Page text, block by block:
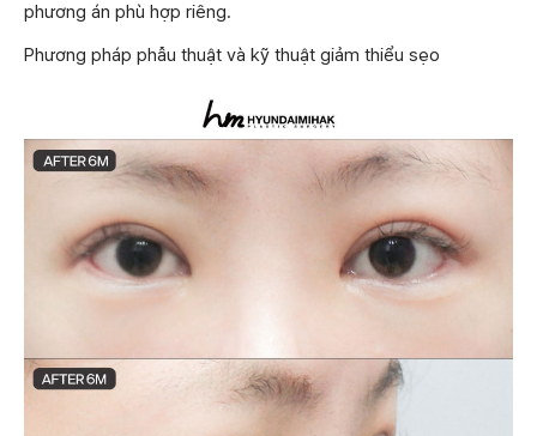
phương án phù hợp riêng.
Phương pháp phẫu thuật và kỹ thuật giảm thiểu sẹo